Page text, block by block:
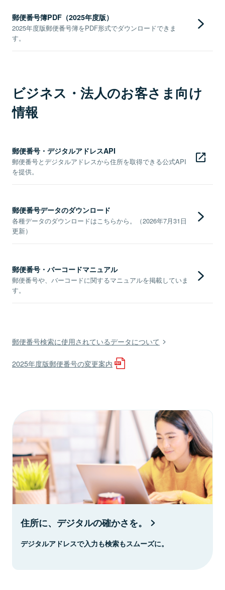
郵便番号簿PDF（2025年度版）
2025年度版郵便番号簿をPDF形式でダウンロードできま
す。
ビジネス・法人のお客さま向け
情報
郵便番号・デジタルアドレスAPI
郵便番号とデジタルアドレスから住所を取得できる公式API
を提供。
郵便番号データのダウンロード
各種データのダウンロードはこちらから。（2026年7月31日
更新）
郵便番号・バーコードマニュアル
郵便番号や、バーコードに関するマニュアルを掲載していま
す。
郵便番号検索に使用されているデータについて
2025年度版郵便番号の変更案内
住所に、デジタルの確かさを。
デジタルアドレスで入力も検索もスムーズに。